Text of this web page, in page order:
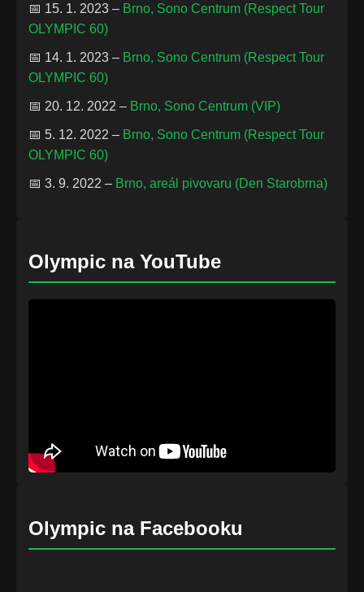
📅 15. 1. 2023 – Brno, Sono Centrum (Respect Tour
OLYMPIC 60)
📅 14. 1. 2023 – Brno, Sono Centrum (Respect Tour
OLYMPIC 60)
📅 20. 12. 2022 – Brno, Sono Centrum (VIP)
📅 5. 12. 2022 – Brno, Sono Centrum (Respect Tour
OLYMPIC 60)
📅 3. 9. 2022 – Brno, areál pivovaru (Den Starobrna)
Olympic na YouTube
Olympic na Facebooku